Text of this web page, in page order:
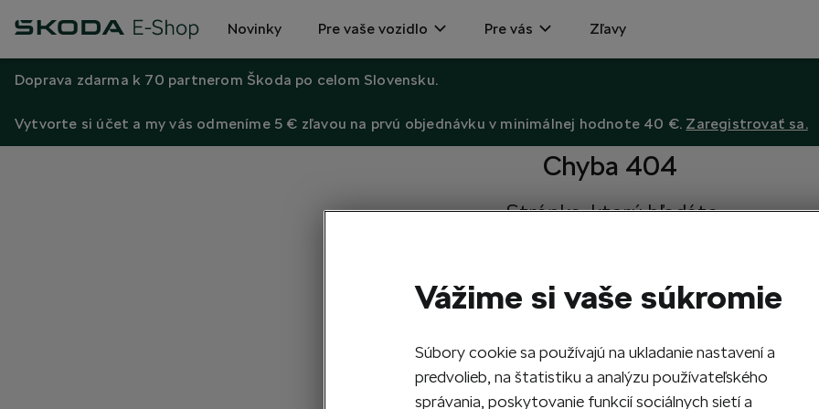
Novinky Pre vaše vozidlo Pre vás Zľavy
Doprava zdarma k 70 partnerom Škoda po celom Slovensku.
Vytvorte si účet a my vás odmeníme 5 € zľavou na prvú objednávku v minimálnej hodnote 40 €. Zaregistrovať sa.
Chyba 404
Stránka, ktorú hľadáte,
Vážime si vaše súkromie
Súbory cookie sa používajú na ukladanie nastavení a
predvolieb, na štatistiku a analýzu používateľského
správania, poskytovanie funkcií sociálnych sietí a